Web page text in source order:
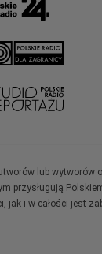
lub wytworów
przysługują
i w całości jest